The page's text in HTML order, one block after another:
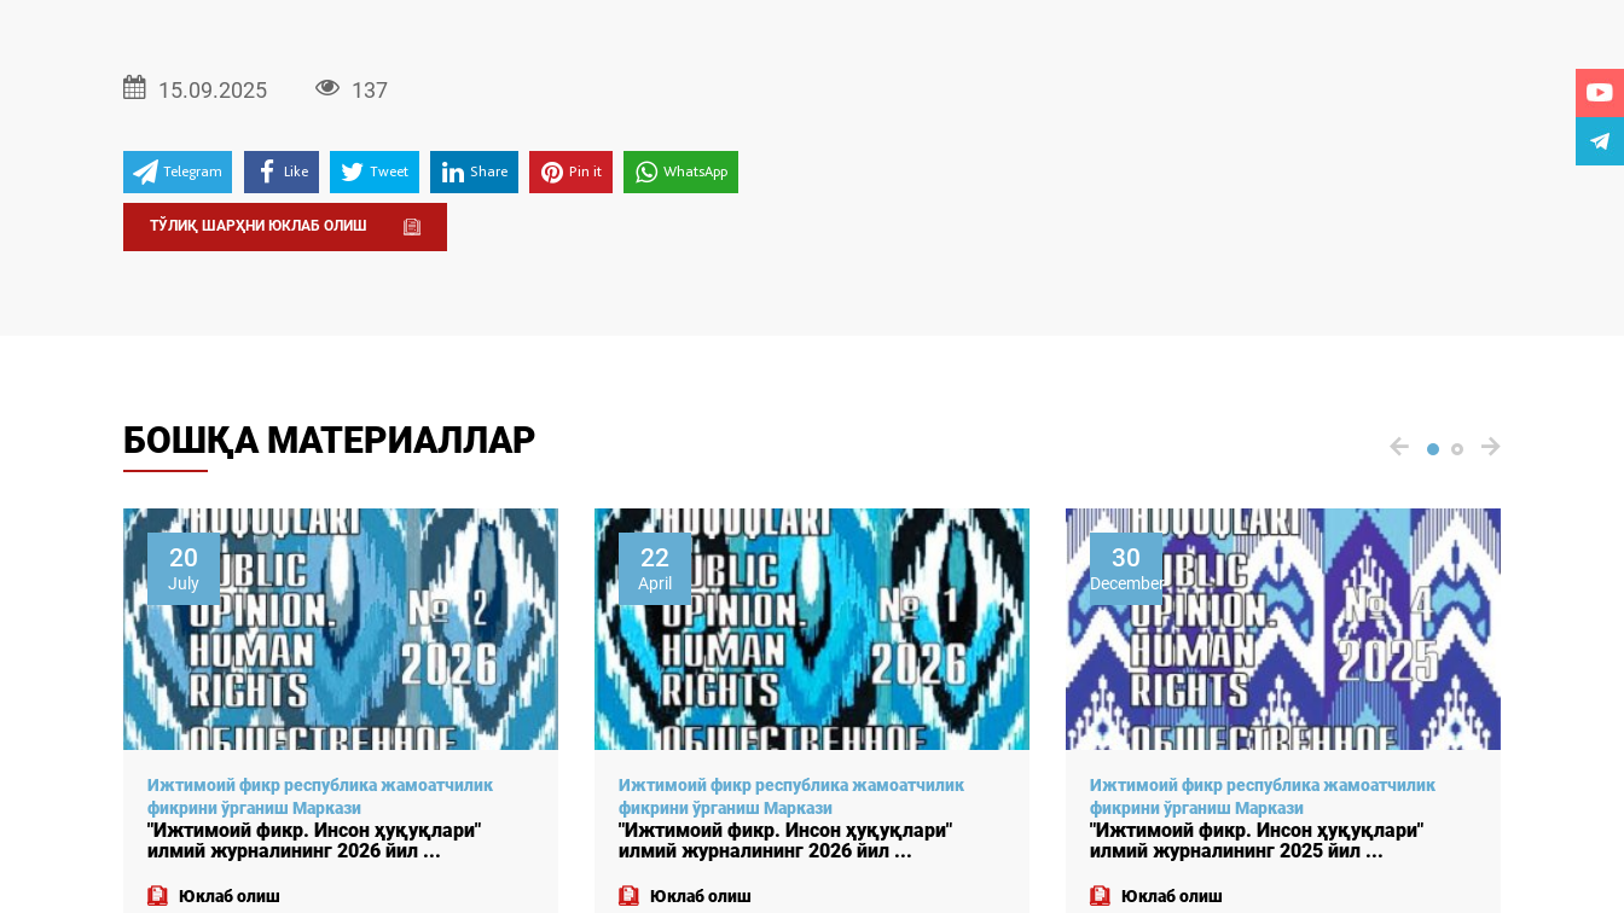
15.09.2025 137
Telegram Like Tweet Share Pin it WhatsApp
ТЎЛИҚ ШАРҲНИ ЮКЛАБ ОЛИШ
БОШҚА МАТЕРИАЛЛАР
22
April
Ижтимоий фикр республика жамоатчилик
фикрини ўрганиш Маркази
"Ижтимоий фикр. Инсон ҳуқуқлари"
илмий журналининг 2026 йил ...
Юклаб олиш
30
December
Ижтимоий фикр республика жамоатчилик
фикрини ўрганиш Маркази
"Ижтимоий фикр. Инсон ҳуқуқлари"
илмий журналининг 2025 йил ...
Юклаб олиш
03
August
Автор: Ижтимоий фикр республика
жамоатчилик фикрини ўрганиш Маркази
"Ижтимоий фикр. Инсон ҳуқуқлари"
илмий журналининг 2025 йил ...
Юклаб олиш